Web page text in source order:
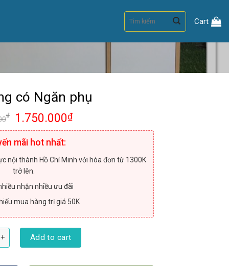
Search
for:
Cart
có Ngăn phụ
₫
Original
price
was:
2.500.000₫.
1.750.000₫Current
price
mãi hot nhất:
nội thành Hồ Chí Minh với hóa đơn từ 1300K
trở lên.
nhận nhiều ưu đãi
mua hàng trị giá 50K
Ngăn phụ quantity
Add to cart